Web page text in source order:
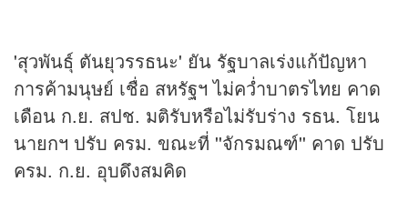
'สุวพันธุ์ ตันยุวรรธนะ' ยัน รัฐบาลเร่งแก้ปัญหา
การค้ามนุษย์ เชื่อ สหรัฐฯ ไม่คว่ำบาตรไทย คาด
เดือน ก.ย. สปช. มติรับหรือไม่รับร่าง รธน. โยน
นายกฯ ปรับ ครม. ขณะที่ ''จักรมณฑ์'' คาด ปรับ
ครม. ก.ย. อุบดึงสมคิด